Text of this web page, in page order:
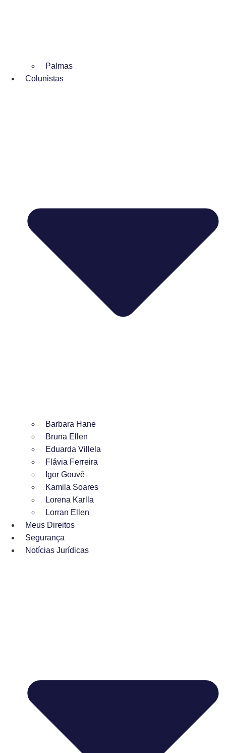
Palmas
Colunistas
Barbara Hane
Bruna Ellen
Eduarda Villela
Flávia Ferreira
Igor Gouvê
Kamila Soares
Lorena Karlla
Lorran Ellen
Meus Direitos
Segurança
Notícias Jurídicas